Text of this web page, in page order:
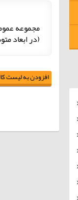
مجموعه عمومی 30 عددی
(در ابعاد
افزودن به لیست